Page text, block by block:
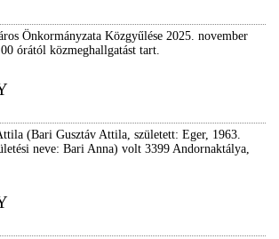
Önkormányzata Közgyűlése 2025. november
órától közmeghallgatást tart.
(Bari Gusztáv Attila, született: Eger, 1963.
neve: Bari Anna) volt 3399 Andornaktálya,